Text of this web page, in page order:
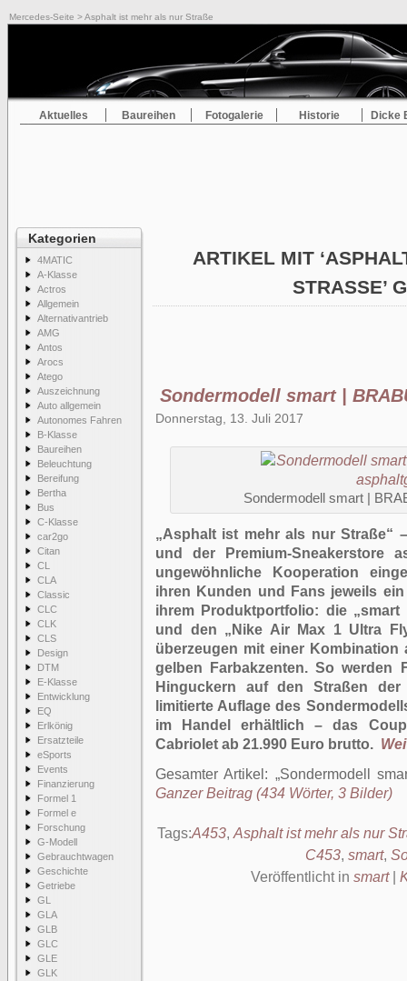
Mercedes-Seite > Asphalt ist mehr als nur Straße
Aktuelles Baureihen Fotogalerie Historie Dicke
Kategorien
4MATIC
A-Klasse
Actros
Allgemein
Alternativantrieb
AMG
Antos
Arocs
Atego
Auszeichnung
Auto allgemein
Autonomes Fahren
B-Klasse
Baureihen
Beleuchtung
Bereifung
Bertha
Bus
C-Klasse
car2go
Citan
CL
CLA
Classic
CLC
CLK
CLS
Design
DTM
E-Klasse
Entwicklung
EQ
Erlkönig
Ersatzteile
eSports
Events
Finanzierung
Formel 1
Formel e
Forschung
G-Modell
Gebrauchtwagen
Geschichte
Getriebe
GL
GLA
GLB
GLC
GLE
GLK
ARTIKEL MIT
STRASSE’
Sondermodell smart |
Donnerstag, 13. Juli 2017
Sondermodell smart |
„Asphalt ist mehr als nur Straße“
und der Premium-Sneakerstore
ungewöhnliche Kooperation
ihren Kunden und Fans jeweils
ihrem Produktportfolio: die
und den „Nike Air Max 1 Ultra
überzeugen mit einer
gelben Farbakzenten. So werden
Hinguckern auf den Straßen
limitierte Auflage des
im Handel erhältlich – das
Cabriolet ab 21.990 Euro brutto.
Gesamter Artikel:
Sondermodell
Ganzer Beitrag (434 Wörter, 3 Bilder)
Tags:A453, Asphalt ist mehr als nur
C453, smart,
Veröffentlicht in smart|